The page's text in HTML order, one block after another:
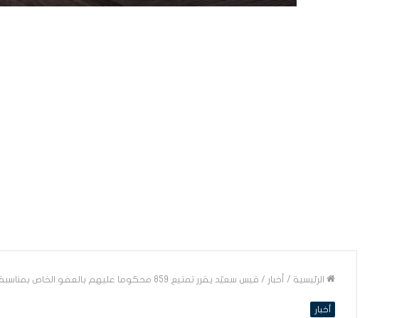
الرئيسية / أخبار / قيس سعيّد يقرر تمتيع 859 محكوما عليهم بالعفو الخاص بمناسبة الذكرى الثالثة والستين لعيد الجمهورية
أخبار